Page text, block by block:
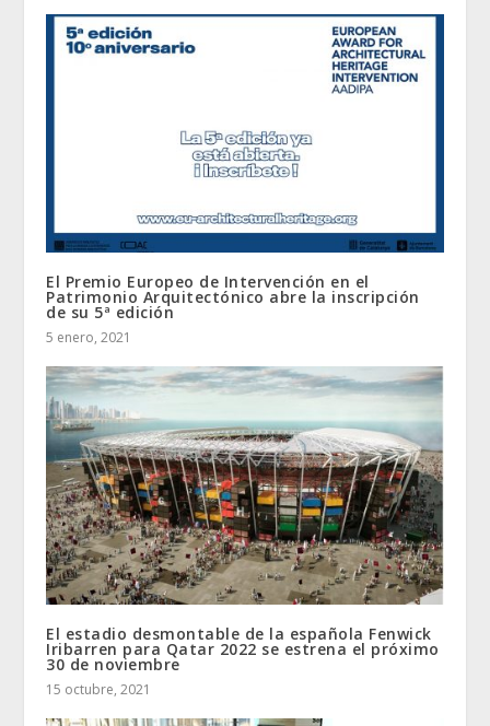
El Premio Europeo de Intervención en el
Patrimonio Arquitectónico abre la inscripción
de su 5ª edición
5 enero, 2021
El estadio desmontable de la española Fenwick
Iribarren para Qatar 2022 se estrena el próximo
30 de noviembre
15 octubre, 2021